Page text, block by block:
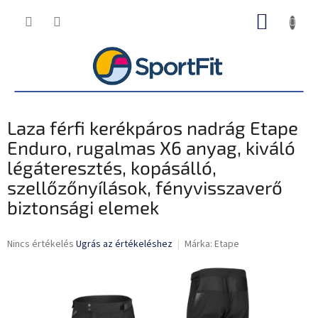
KOSÁR
Laza férfi kerékpáros nadrág Etape
Enduro, rugalmas X6 anyag, kiváló
légáteresztés, kopásálló,
szellőzőnyílások, fényvisszaverő
biztonsági elemek
A
Nincs értékelés Ugrás az értékeléshez Márka: Etape